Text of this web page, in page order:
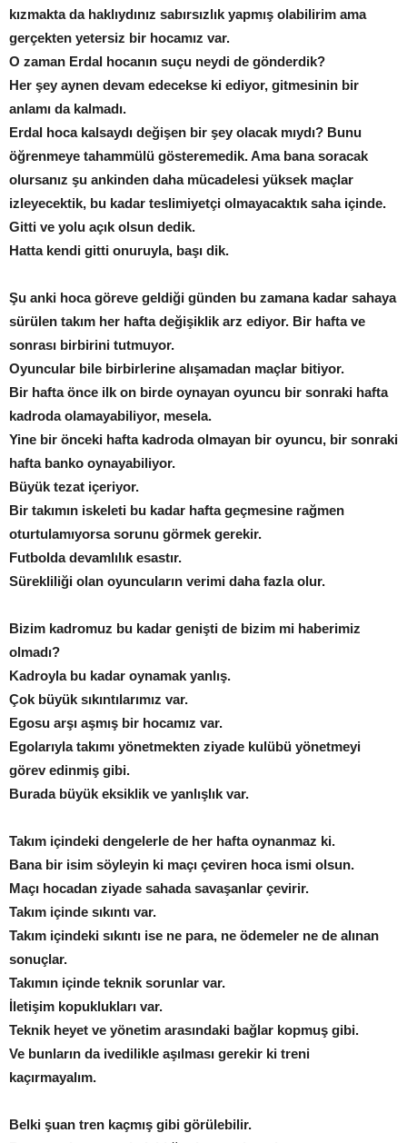
kızmakta da haklıydınız sabırsızlık yapmış olabilirim ama
gerçekten yetersiz bir hocamız var.
O zaman Erdal hocanın suçu neydi de gönderdik?
Her şey aynen devam edecekse ki ediyor, gitmesinin bir
anlamı da kalmadı.
Erdal hoca kalsaydı değişen bir şey olacak mıydı? Bunu
öğrenmeye tahammülü gösteremedik. Ama bana soracak
olursanız şu ankinden daha mücadelesi yüksek maçlar
izleyecektik, bu kadar teslimiyetçi olmayacaktık saha içinde.
Gitti ve yolu açık olsun dedik.
Hatta kendi gitti onuruyla, başı dik.
Şu anki hoca göreve geldiği günden bu zamana kadar sahaya
sürülen takım her hafta değişiklik arz ediyor. Bir hafta ve
sonrası birbirini tutmuyor.
Oyuncular bile birbirlerine alışamadan maçlar bitiyor.
Bir hafta önce ilk on birde oynayan oyuncu bir sonraki hafta
kadroda olamayabiliyor, mesela.
Yine bir önceki hafta kadroda olmayan bir oyuncu, bir sonraki
hafta banko oynayabiliyor.
Büyük tezat içeriyor.
Bir takımın iskeleti bu kadar hafta geçmesine rağmen
oturtulamıyorsa sorunu görmek gerekir.
Futbolda devamlılık esastır.
Sürekliliği olan oyuncuların verimi daha fazla olur.
Bizim kadromuz bu kadar genişti de bizim mi haberimiz
olmadı?
Kadroyla bu kadar oynamak yanlış.
Çok büyük sıkıntılarımız var.
Egosu arşı aşmış bir hocamız var.
Egolarıyla takımı yönetmekten ziyade kulübü yönetmeyi
görev edinmiş gibi.
Burada büyük eksiklik ve yanlışlık var.
Takım içindeki dengelerle de her hafta oynanmaz ki.
Bana bir isim söyleyin ki maçı çeviren hoca ismi olsun.
Maçı hocadan ziyade sahada savaşanlar çevirir.
Takım içinde sıkıntı var.
Takım içindeki sıkıntı ise ne para, ne ödemeler ne de alınan
sonuçlar.
Takımın içinde teknik sorunlar var.
İletişim kopuklukları var.
Teknik heyet ve yönetim arasındaki bağlar kopmuş gibi.
Ve bunların da ivedilikle aşılması gerekir ki treni
kaçırmayalım.
Belki şuan tren kaçmış gibi görülebilir.